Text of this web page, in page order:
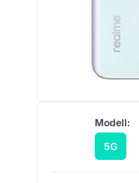
Modell:
5G